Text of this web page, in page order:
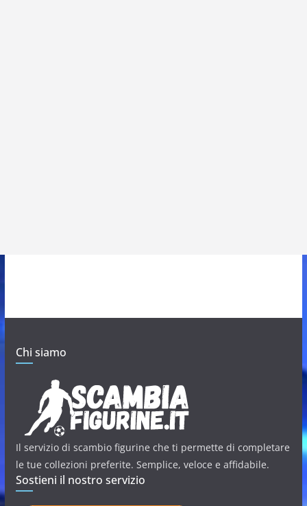
Chi siamo
Il servizio di scambio figurine che ti permette di completare
le tue collezioni preferite. Semplice, veloce e affidabile.
Sostieni il nostro servizio